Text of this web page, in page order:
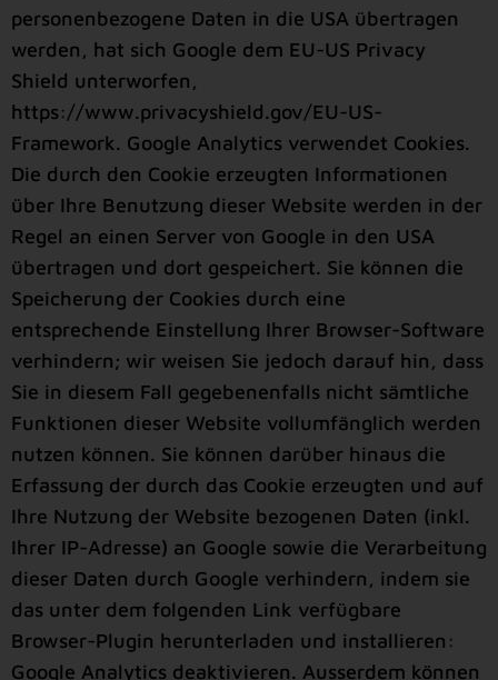
personenbezogene Daten in die USA übertragen
werden, hat sich Google dem EU-US Privacy
Shield unterworfen,
https://www.privacyshield.gov/EU-US-
Framework. Google Analytics verwendet Cookies.
Die durch den Cookie erzeugten Informationen
über Ihre Benutzung dieser Website werden in der
Regel an einen Server von Google in den USA
übertragen und dort gespeichert. Sie können die
Speicherung der Cookies durch eine
entsprechende Einstellung Ihrer Browser-Software
verhindern; wir weisen Sie jedoch darauf hin, dass
Sie in diesem Fall gegebenenfalls nicht sämtliche
Funktionen dieser Website vollumfänglich werden
nutzen können. Sie können darüber hinaus die
Erfassung der durch das Cookie erzeugten und auf
Ihre Nutzung der Website bezogenen Daten (inkl.
Ihrer IP-Adresse) an Google sowie die Verarbeitung
dieser Daten durch Google verhindern, indem sie
das unter dem folgenden Link verfügbare
Browser-Plugin herunterladen und installieren:
Google Analytics deaktivieren. Ausserdem können